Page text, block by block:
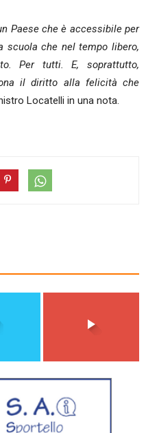
Paese che è accessibile per
scuola che nel tempo libero,
Per tutti. E, soprattutto,
il diritto alla felicità che
Locatelli in una nota.